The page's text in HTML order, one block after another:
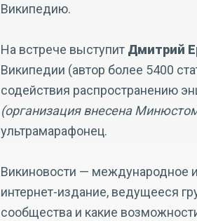
Википедию.
На встрече выступит Дмитрий
Википедии (автор более 5400
содействия распространению
(организация внесена
ультрамарафонец.
Викиновости — международное
интернет-издание, ведущееся
сообщества и какие